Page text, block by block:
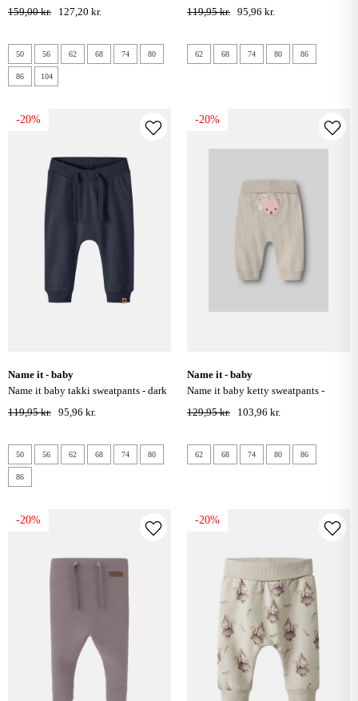
jeans- dark blue denim
159,00 kr. 127,20 kr.
50 56 62 68 74 80
86 104
ice
119,95 kr. 95,96 kr.
62 68 74 80 86
-20%
name it - baby
name it baby takki sweatpants - dark
sapphire
119,95 kr. 95,96 kr.
50 56 62 68 74 80
86
-20%
name it - baby
name it baby ketty sweatpants -
peyote melange
129,95 kr. 103,96 kr.
62 68 74 80 86
-20% -20%